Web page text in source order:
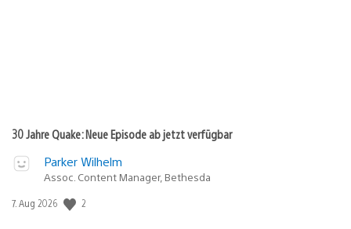
30 Jahre Quake: Neue Episode ab jetzt verfügbar
Parker Wilhelm
Assoc. Content Manager, Bethesda
Veröffentlichungsdatum:
7. Aug 2026 2